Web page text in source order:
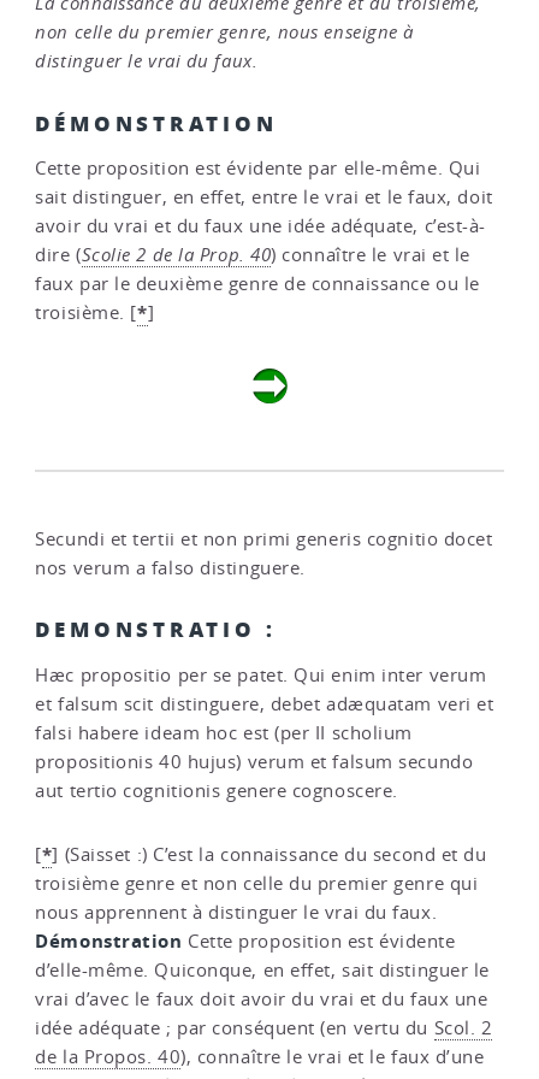
non celle du premier genre, nous enseigne à
distinguer le vrai du faux.
DÉMONSTRATION
Cette proposition est évidente par elle-même. Qui
sait distinguer, en effet, entre le vrai et le faux, doit
avoir du vrai et du faux une idée adéquate, c’est-à-
dire (Scolie 2 de la Prop. 40) connaître le vrai et le
faux par le deuxième genre de connaissance ou le
troisième. [*]
Secundi et tertii et non primi generis cognitio docet
nos verum a falso distinguere.
DEMONSTRATIO :
Hæc propositio per se patet. Qui enim inter verum
et falsum scit distinguere, debet adæquatam veri et
falsi habere ideam hoc est (per II scholium
propositionis 40 hujus) verum et falsum secundo
aut tertio cognitionis genere cognoscere.
[*] (Saisset :) C’est la connaissance du second et du
troisième genre et non celle du premier genre qui
nous apprennent à distinguer le vrai du faux.
Démonstration Cette proposition est évidente
d’elle-même. Quiconque, en effet, sait distinguer le
vrai d’avec le faux doit avoir du vrai et du faux une
idée adéquate ; par conséquent (en vertu du Scol. 2
de la Propos. 40), connaître le vrai et le faux d’une